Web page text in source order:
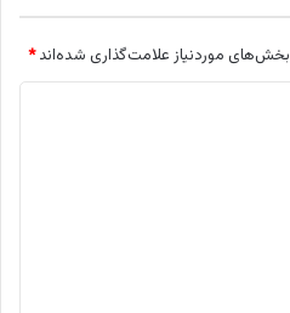
بخش‌های موردنیاز علامت‌گذاری شده‌اند*